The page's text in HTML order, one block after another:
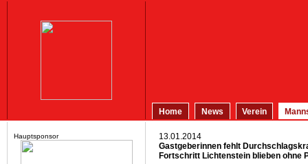
Home News Verein
Hauptsponsor
13.01.2014
Gastgeberinnen fehlt
Fortschritt Lichtenstein blieben ohne